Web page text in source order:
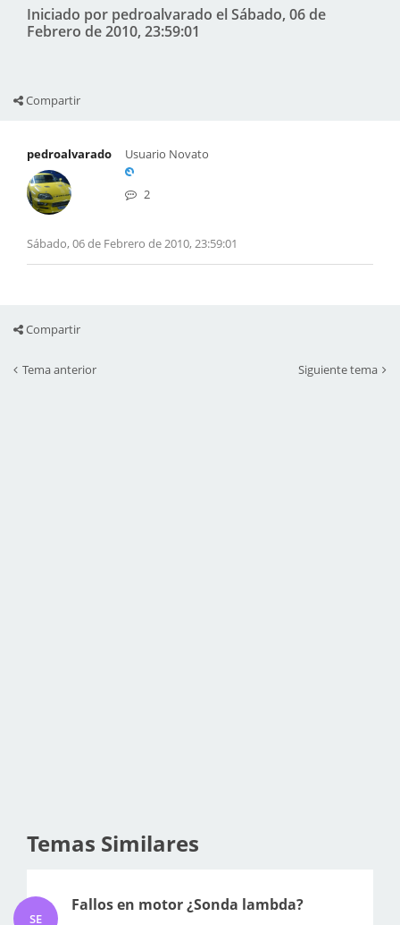
Iniciado por pedroalvarado el Sábado, 06 de
Febrero de 2010, 23:59:01
Compartir
pedroalvarado Usuario Novato
2
Sábado, 06 de Febrero de 2010, 23:59:01
Compartir
Tema anterior Siguiente tema
Temas Similares
SE
Fallos en motor ¿Sonda lambda?